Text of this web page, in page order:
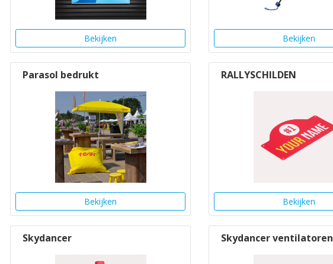
Bekijken Bekijken
Parasol bedrukt
Bekijken
RALLYSCHILDEN
Bekijken
Skydancer Skydancer ventilatoren